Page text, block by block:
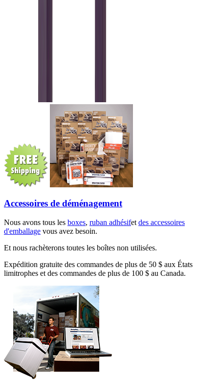
Accessoires de déménagement
Nous avons tous les boxes, ruban adhésifet des accessoires
d'emballage vous avez besoin.
Et nous rachèterons toutes les boîtes non utilisées.
Expédition gratuite des commandes de plus de 50 $ aux États
limitrophes et des commandes de plus de 100 $ au Canada.